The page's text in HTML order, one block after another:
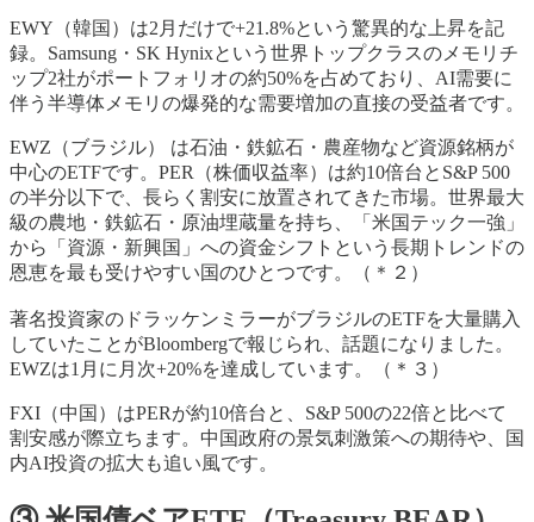
EWY（韓国）は2月だけで+21.8%という驚異的な上昇を記
録。Samsung・SK Hynixという世界トップクラスのメモリチ
ップ2社がポートフォリオの約50%を占めており、AI需要に
伴う半導体メモリの爆発的な需要増加の直接の受益者です。
EWZ（ブラジル） は石油・鉄鉱石・農産物など資源銘柄が
中心のETFです。PER（株価収益率）は約10倍台とS&P 500
の半分以下で、長らく割安に放置されてきた市場。世界最大
級の農地・鉄鉱石・原油埋蔵量を持ち、「米国テック一強」
から「資源・新興国」への資金シフトという長期トレンドの
恩恵を最も受けやすい国のひとつです。（＊２）
著名投資家のドラッケンミラーがブラジルのETFを大量購入
していたことがBloombergで報じられ、話題になりました。
EWZは1月に月次+20%を達成しています。（＊３）
FXI（中国）はPERが約10倍台と、S&P 500の22倍と比べて
割安感が際立ちます。中国政府の景気刺激策への期待や、国
内AI投資の拡大も追い風です。